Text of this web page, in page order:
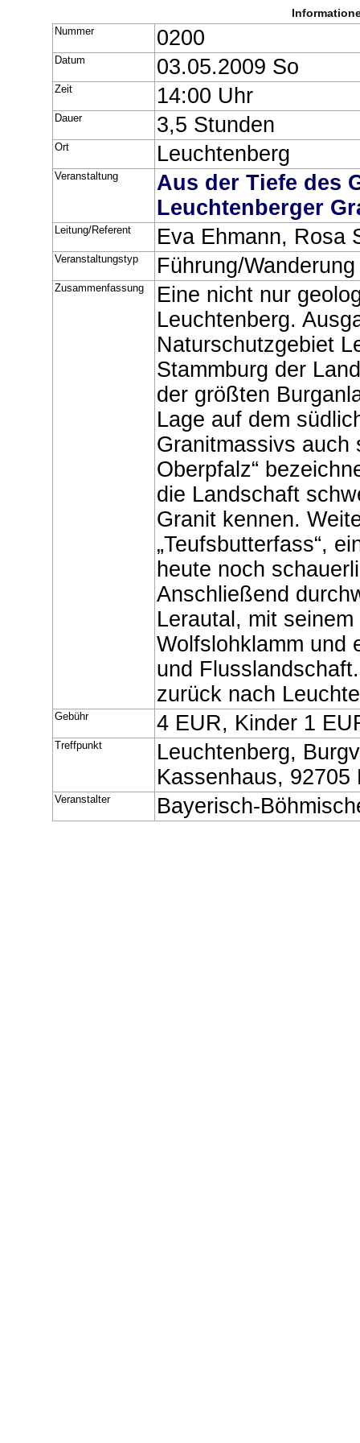
Nummer 0200
Datum 03.05.2009 So
Zeit 14:00 Uhr
Dauer 3,5 Stunden
Ort Leuchtenberg
Veranstaltung
Aus der Tiefe des
Leuchtenberger
Leitung/Referent Eva Ehmann, Rosa
Veranstaltungstyp Führung/Wanderung
Zusammenfassung
Eine nicht nur
Leuchtenberg.
Naturschutzgebiet
Stammburg der
der größten
Lage auf dem
Granitmassivs auch
Oberpfalz“
die Landschaft
Granit kennen.
„Teufsbutterfass“,
heute noch
Anschließend
Lerautal, mit
Wolfslohklamm und
und
zurück nach
Gebühr 4 EUR, Kinder 1
Treffpunkt
Leuchtenberg,
Kassenhaus, 92705
Veranstalter Bayerisch-